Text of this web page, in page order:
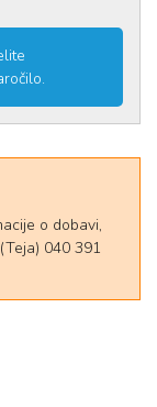
o dobavi,
040 391